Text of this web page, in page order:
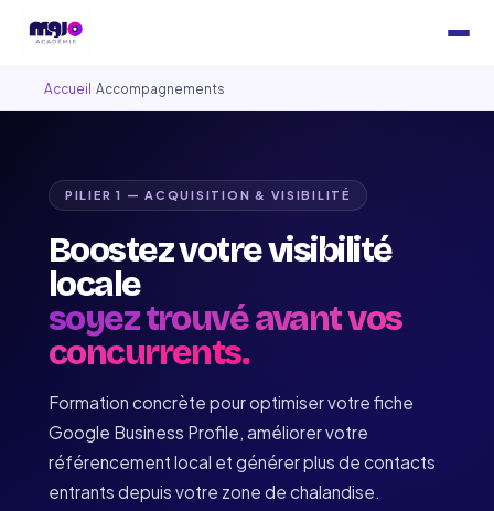
Accueil Accompagnements
PILIER 1 — ACQUISITION & VISIBILITÉ
Boostez votre visibilité
locale
soyez trouvé avant vos
concurrents.
Formation concrète pour optimiser votre fiche
Google Business Profile, améliorer votre
référencement local et générer plus de contacts
entrants depuis votre zone de chalandise.